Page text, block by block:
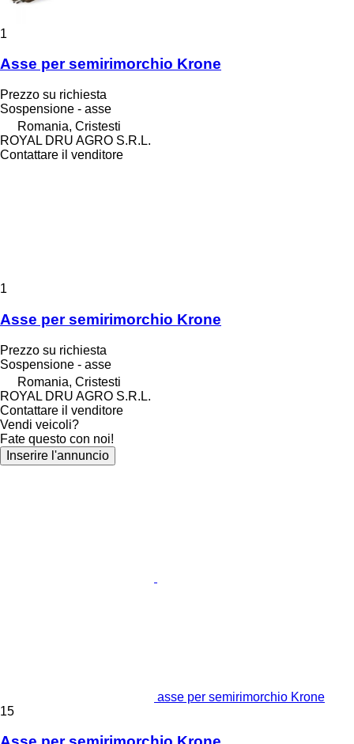
1
Asse per semirimorchio Krone
Prezzo su richiesta
Sospensione - asse
Romania, Cristesti
ROYAL DRU AGRO S.R.L.
Contattare il venditore
1
Asse per semirimorchio Krone
Prezzo su richiesta
Sospensione - asse
Romania, Cristesti
ROYAL DRU AGRO S.R.L.
Contattare il venditore
Vendi veicoli?
Fate questo con noi!
Inserire l'annuncio
asse per semirimorchio Krone
15